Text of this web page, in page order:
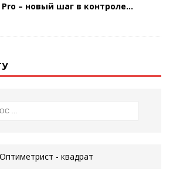
– новый шаг в контроле...